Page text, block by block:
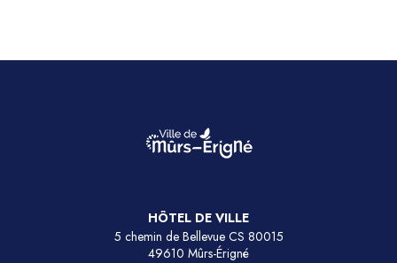
HÔTEL DE VILLE
5 chemin de Bellevue CS 80015
49610 Mûrs-Érigné